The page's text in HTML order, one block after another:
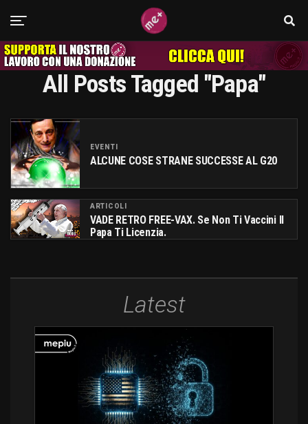
All Posts Tagged "papa"
EVENTI
ALCUNE COSE STRANE SUCCESSE AL G20
ARTICOLI
VADE RETRO FREE-VAX. Se Non Ti Vaccini Il
Papa Ti Licenzia.
Latest